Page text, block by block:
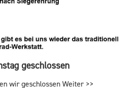
geschlossen
wir geschlossen Weiter >>